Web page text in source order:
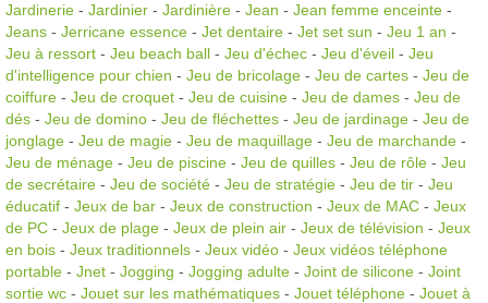
Jardinerie - Jardinier - Jardinière - Jean - Jean femme enceinte -
Jeans - Jerricane essence - Jet dentaire - Jet set sun - Jeu 1 an -
Jeu à ressort - Jeu beach ball - Jeu d'échec - Jeu d'éveil - Jeu
d'intelligence pour chien - Jeu de bricolage - Jeu de cartes - Jeu de
coiffure - Jeu de croquet - Jeu de cuisine - Jeu de dames - Jeu de
dés - Jeu de domino - Jeu de fléchettes - Jeu de jardinage - Jeu de
jonglage - Jeu de magie - Jeu de maquillage - Jeu de marchande -
Jeu de ménage - Jeu de piscine - Jeu de quilles - Jeu de rôle - Jeu
de secrétaire - Jeu de société - Jeu de stratégie - Jeu de tir - Jeu
éducatif - Jeux de bar - Jeux de construction - Jeux de MAC - Jeux
de PC - Jeux de plage - Jeux de plein air - Jeux de télévision - Jeux
en bois - Jeux traditionnels - Jeux vidéo - Jeux vidéos téléphone
portable - Jnet - Jogging - Jogging adulte - Joint de silicone - Joint
sortie wc - Jouet sur les mathématiques - Jouet téléphone - Jouet à